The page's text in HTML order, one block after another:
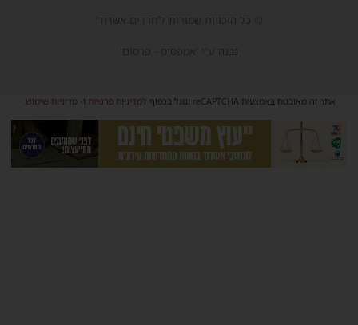
© כל הזכויות שמורות ל'חרדים אשדוד'
נבנה ע"י 'אמפסיס - פרסום'
אתר זה מאובטח באמצעות reCAPTCHA וגוגל בכפוף למדיניות פרטיותו-מדיניות שימוש.